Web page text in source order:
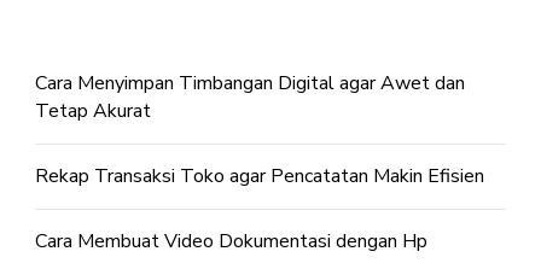
Cara Menyimpan Timbangan Digital agar Awet dan
Tetap Akurat
Rekap Transaksi Toko agar Pencatatan Makin Efisien
Cara Membuat Video Dokumentasi dengan Hp